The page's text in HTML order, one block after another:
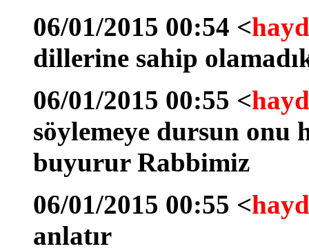
06/01/2015 00:54 <
dillerine sahip
06/01/2015 00:55 <
söylemeye dursun onu
buyurur Rabbimiz
06/01/2015 00:55 <
anlatır